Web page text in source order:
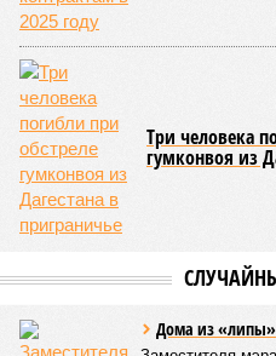
Три человека
гумконвоя из
Дома из «липы»